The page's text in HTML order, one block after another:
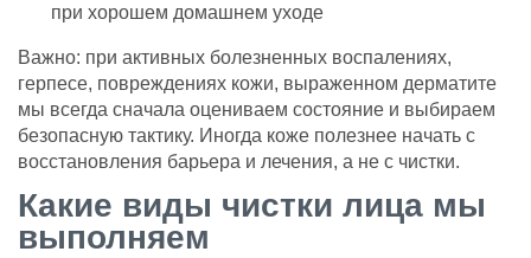
при хорошем домашнем уходе
Важно: при активных болезненных воспалениях,
герпесе, повреждениях кожи, выраженном дерматите
мы всегда сначала оцениваем состояние и выбираем
безопасную тактику. Иногда коже полезнее начать с
восстановления барьера и лечения, а не с чистки.
Какие виды чистки лица мы
выполняем